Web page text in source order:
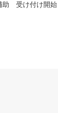
助 受け付け開始